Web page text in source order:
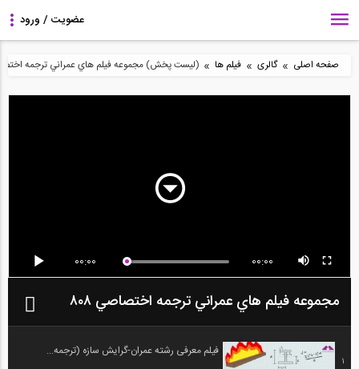
صفحه اصلی » گالری » فیلم ها » (لیست پخش) مجموعه فيلم هاي عمراني ترجمه
00:00 00:00
مجموعه فيلم هاي عمراني ترجمه اختصاصي ٨٠٨
1
فیلم معرفی رشته عمران-گرایش سازه (ترجمه...